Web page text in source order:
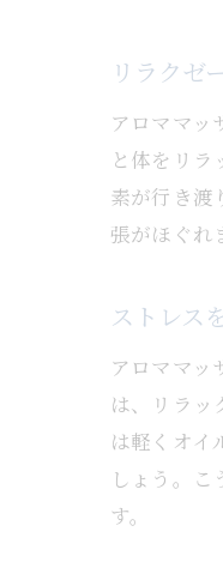
リラクゼ
アロママッ
と体をリ
素が行き渡
張がほぐれ
ストレス
アロママッ
は、リラッ
は軽くオイ
しょう。
す。